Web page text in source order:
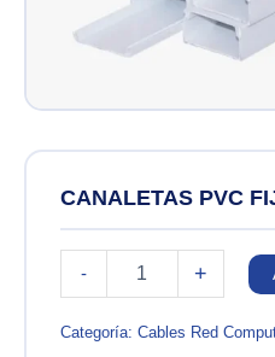
CANALETAS PVC
-
CANALETAS
cantidad
+
Categoría: Cables Red